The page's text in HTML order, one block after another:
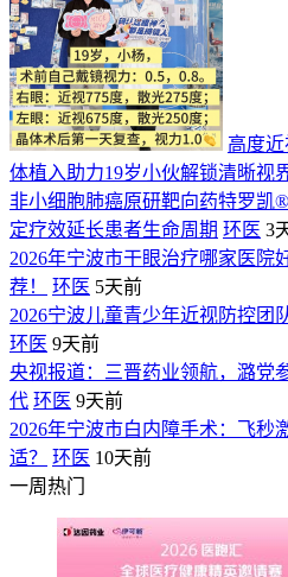
高度
体植入助力19岁小伙解锁清晰视
非小细胞肺癌原研靶向药特罗凯
定疗效延长患者生命周期 环医 3
2026年宁波市干眼治疗哪家医院
荐！
环医 5天前
2026宁波儿童青少年近视防控团
环医 9天前
央视报道：三晋药业领航，潞党
代 环医 9天前
2026年宁波市白内障手术：飞秒
适？
环医 10天前
一周热门